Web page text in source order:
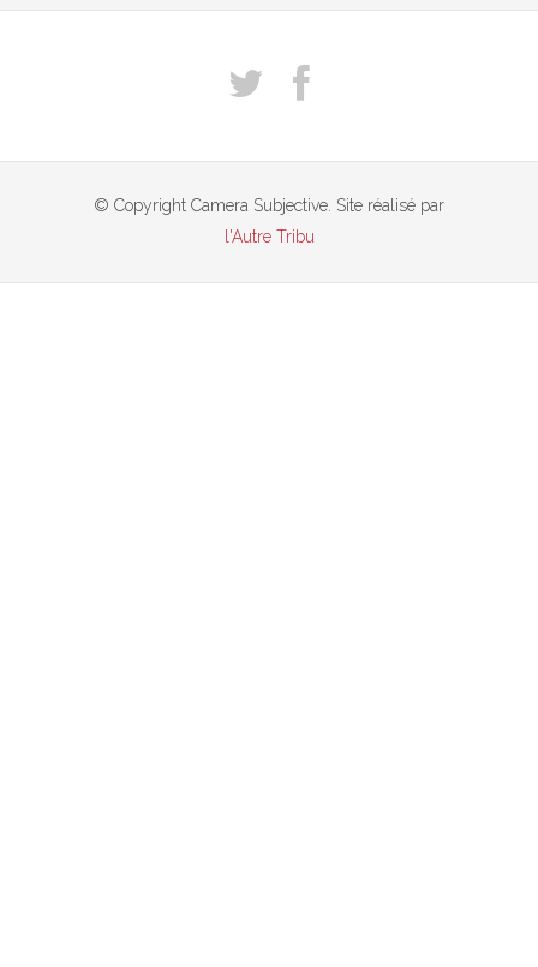
© Copyright Camera Subjective. Site réalisé par
l'Autre Tribu